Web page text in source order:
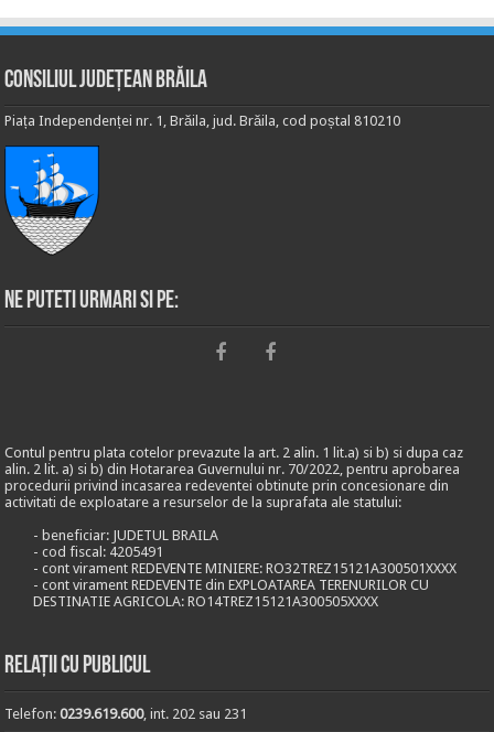
Consiliul Județean Brăila
Piața Independenței nr. 1, Brăila, jud. Brăila, cod poștal 810210
Ne puteti urmari si pe:
Contul pentru plata cotelor prevazute la art. 2 alin. 1 lit.a) si b) si dupa caz
alin. 2 lit. a) si b) din Hotararea Guvernului nr. 70/2022, pentru aprobarea
procedurii privind incasarea redeventei obtinute prin concesionare din
activitati de exploatare a resurselor de la suprafata ale statului:
- beneficiar: JUDETUL BRAILA
- cod fiscal: 4205491
- cont virament REDEVENTE MINIERE: RO32TREZ15121A300501XXXX
- cont virament REDEVENTE din EXPLOATAREA TERENURILOR CU
DESTINATIE AGRICOLA: RO14TREZ15121A300505XXXX
Relații cu publicul
Telefon:0239.619.600, int. 202 sau 231